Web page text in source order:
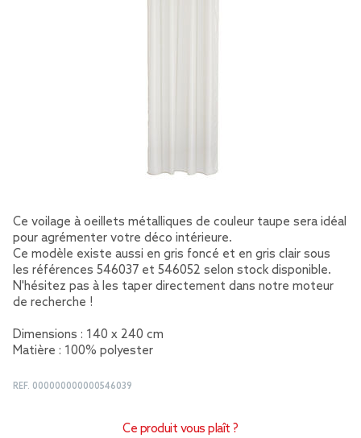
Ce voilage à oeillets métalliques de couleur taupe sera idéal
pour agrémenter votre déco intérieure.
Ce modèle existe aussi en gris foncé et en gris clair sous
les références 546037 et 546052 selon stock disponible.
N'hésitez pas à les taper directement dans notre moteur
de recherche !
Dimensions : 140 x 240 cm
Matière : 100% polyester
REF. 000000000000546039
Ce produit vous plaît ?